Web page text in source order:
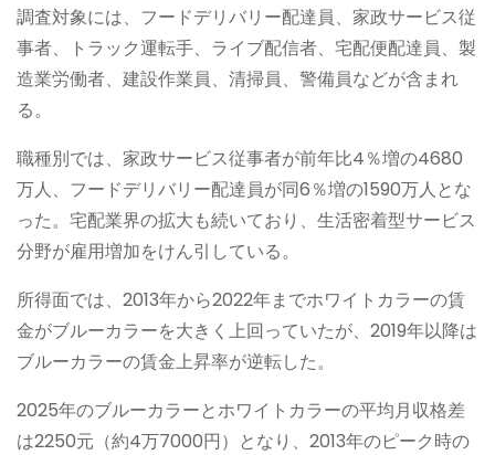
調査対象には、フードデリバリー配達員、家政サービス従
事者、トラック運転手、ライブ配信者、宅配便配達員、製
造業労働者、建設作業員、清掃員、警備員などが含まれ
る。
職種別では、家政サービス従事者が前年比4％増の4680
万人、フードデリバリー配達員が同6％増の1590万人とな
った。宅配業界の拡大も続いており、生活密着型サービス
分野が雇用増加をけん引している。
所得面では、2013年から2022年までホワイトカラーの賃
金がブルーカラーを大きく上回っていたが、2019年以降は
ブルーカラーの賃金上昇率が逆転した。
2025年のブルーカラーとホワイトカラーの平均月収格差
は2250元（約4万7000円）となり、2013年のピーク時の